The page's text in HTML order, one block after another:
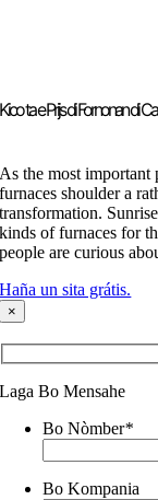
Kico ta e Prijs di Fornonan di
As the most important
furnaces shoulder a
transformation.
kinds of furnaces for
people are curious
Haña un sita grátis.
×
Laga Bo Mensahe
Bo Nòmber*
Bo Kompania